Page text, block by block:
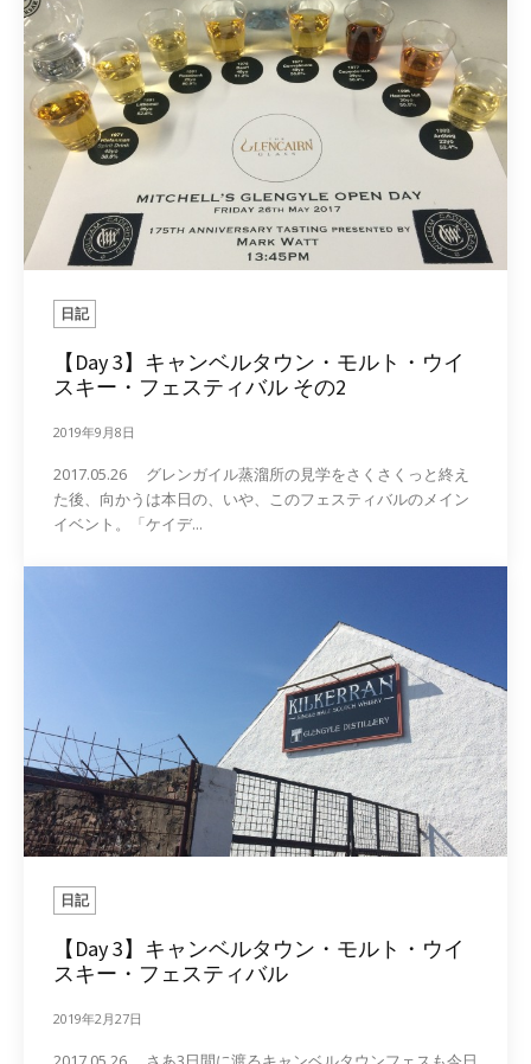
日記
【Day 3】キャンベルタウン・モルト・ウイ
スキー・フェスティバル その2
2019年9月8日
2017.05.26 グレンガイル蒸溜所の見学をさくさくっと終え
た後、向かうは本日の、いや、このフェスティバルのメイン
イベント。「ケイデ...
日記
【Day 3】キャンベルタウン・モルト・ウイ
スキー・フェスティバル
2019年2月27日